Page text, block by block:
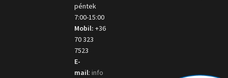
péntek
7:00-15:00
Mobil: +36
70 323
7523
E-
mail: info